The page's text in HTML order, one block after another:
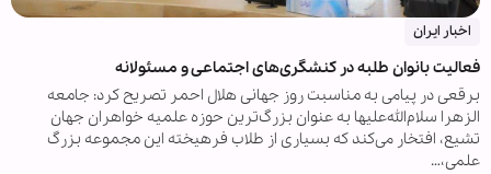
اخبار ایران
فعالیت بانوان طلبه در کنشگری‌های اجتماعی و مسئولانه
برقعی در پیامی به مناسبت روز جهانی هلال احمر تصریح کرد: جامعه
الزهرا سلام‌الله‌علیها به عنوان بزرگ‌ترین حوزه علمیه خواهران جهان
تشیع، افتخار می‌کند که بسیاری از طلاب فرهیخته این مجموعه بزرگ
علمی،…